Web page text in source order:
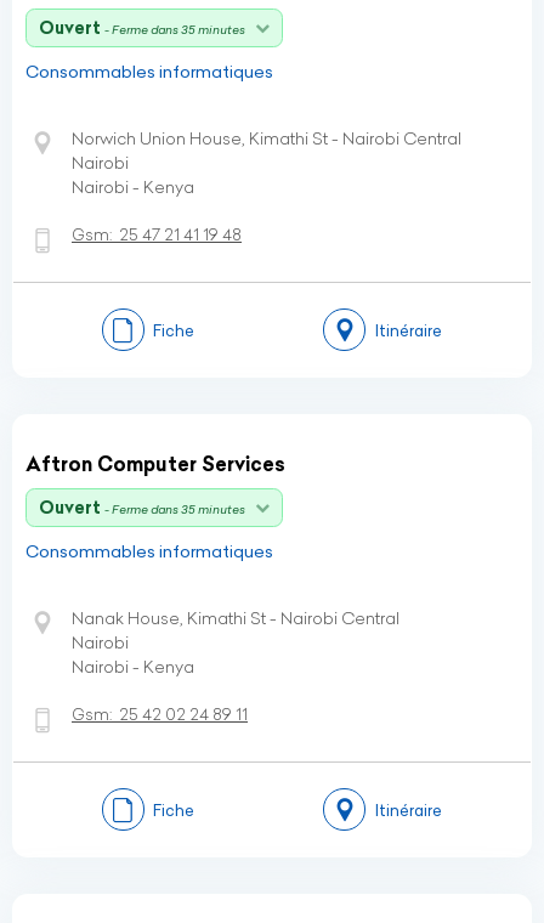
Ouvert - Ferme dans 35 minutes
Consommables informatiques
Norwich Union House, Kimathi St - Nairobi Central
Nairobi
Nairobi - Kenya
Gsm: 25 47 21 41 19 48
Fiche Itinéraire
Aftron Computer Services
Ouvert - Ferme dans 35 minutes
Consommables informatiques
Nanak House, Kimathi St - Nairobi Central
Nairobi
Nairobi - Kenya
Gsm: 25 42 02 24 89 11
Fiche Itinéraire